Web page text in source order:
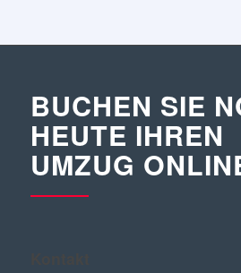
BUCHEN SIE
HEUTE IHREN
UMZUG